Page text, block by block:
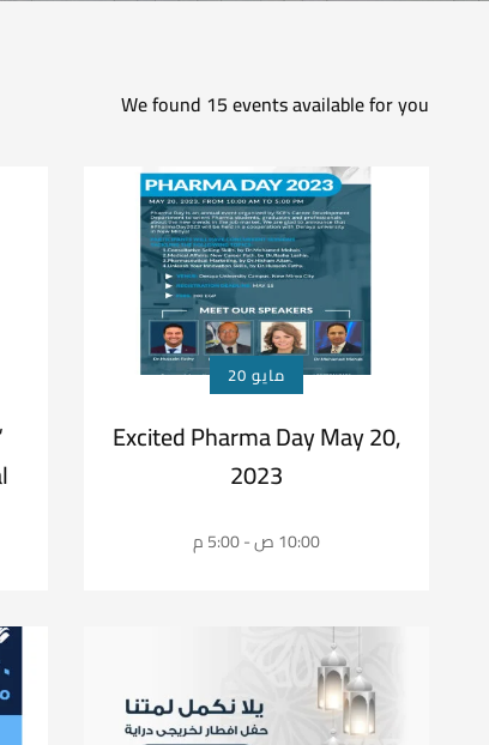
We found 15events available for you
مايو 20
Excited Pharma Day May 20,
2023
10:00 ص - 5:00 م